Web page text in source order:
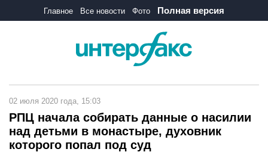
Главное Все новости Фото Полная версия
02 июля 2020 года, 15:03
РПЦ начала собирать данные о насилии
над детьми в монастыре, духовник
которого попал под суд